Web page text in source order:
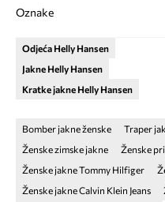
Oznake
Odjeća Helly Hansen
Jakne Helly Hansen
Kratke jakne Helly Hansen
Bomber jakne ženske Traper
Ženske zimske jakne
Ženske
Ženske jakne Tommy Hilfiger
Ženske jakne Calvin Klein Jeans